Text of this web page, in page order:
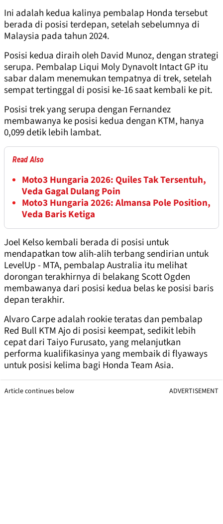
Ini adalah kedua kalinya pembalap Honda tersebut
berada di posisi terdepan, setelah sebelumnya di
Malaysia pada tahun 2024.
Posisi kedua diraih oleh David Munoz, dengan strategi
serupa. Pembalap Liqui Moly Dynavolt Intact GP itu
sabar dalam menemukan tempatnya di trek, setelah
sempat tertinggal di posisi ke-16 saat kembali ke pit.
Posisi trek yang serupa dengan Fernandez
membawanya ke posisi kedua dengan KTM, hanya
0,099 detik lebih lambat.
Read Also
Moto3 Hungaria 2026: Quiles Tak Tersentuh,
Veda Gagal Dulang Poin
Moto3 Hungaria 2026: Almansa Pole Position,
Veda Baris Ketiga
Joel Kelso kembali berada di posisi untuk
mendapatkan tow alih-alih terbang sendirian untuk
LevelUp - MTA, pembalap Australia itu melihat
dorongan terakhirnya di belakang Scott Ogden
membawanya dari posisi kedua belas ke posisi baris
depan terakhir.
Alvaro Carpe adalah rookie teratas dan pembalap
Red Bull KTM Ajo di posisi keempat, sedikit lebih
cepat dari Taiyo Furusato, yang melanjutkan
performa kualifikasinya yang membaik di flyaways
untuk posisi kelima bagi Honda Team Asia.
Article continues below ADVERTISEMENT